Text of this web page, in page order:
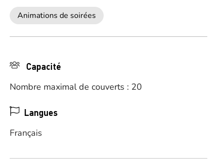
Animations de soirées
Capacité
Nombre maximal de couverts : 20
Langues
Français